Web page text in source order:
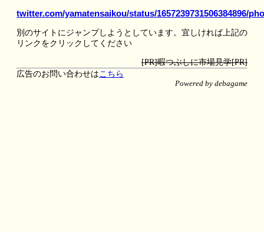
twitter.com/yamatensaikou/status/1657239731506384896/
別のサイトにジャンプしようとしています。宜しければ上記の
リンクをクリックしてください
[PR]暇つぶしに市場見学[PR]
広告のお問い合わせはこちら
Powered by debagame